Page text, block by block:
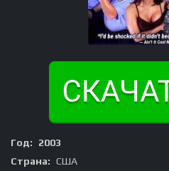
Год:
2003
Страна: США